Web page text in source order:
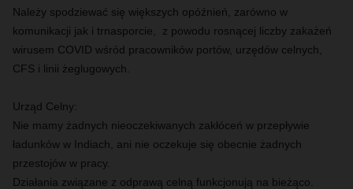
Należy spodziewać się większych opóźnień, zarówno w
komunikacji jak i trnasporcie, z powodu rosnącej liczby zakażeń
wirusem COVID wśród pracowników portów, urzędów celnych,
CFS i linii żeglugowych.
Urząd Celny:
Nie mamy żadnych nieoczekiwanych zakłóceń w przepływie
ładunków w Indiach, ani nie oczekuje się obecnie żadnych
przestojów w pracy.
Działania związane z odprawą celną funkcjonują na bieżąco.